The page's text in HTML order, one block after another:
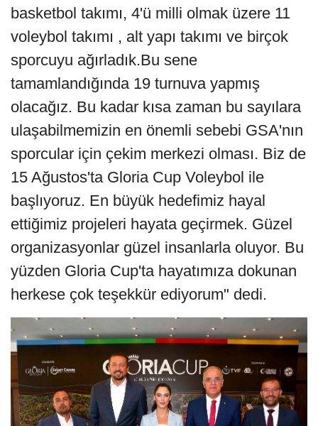
basketbol takımı, 4'ü milli olmak üzere 11
voleybol takımı , alt yapı takımı ve birçok
sporcuyu ağırladık.Bu sene
tamamlandığında 19 turnuva yapmış
olacağız. Bu kadar kısa zaman bu sayılara
ulaşabilmemizin en önemli sebebi GSA'nın
sporcular için çekim merkezi olması. Biz de
15 Ağustos'ta Gloria Cup Voleybol ile
başlıyoruz. En büyük hedefimiz hayal
ettiğimiz projeleri hayata geçirmek. Güzel
organizasyonlar güzel insanlarla oluyor. Bu
yüzden Gloria Cup'ta hayatımıza dokunan
herkese çok teşekkür ediyorum" dedi.